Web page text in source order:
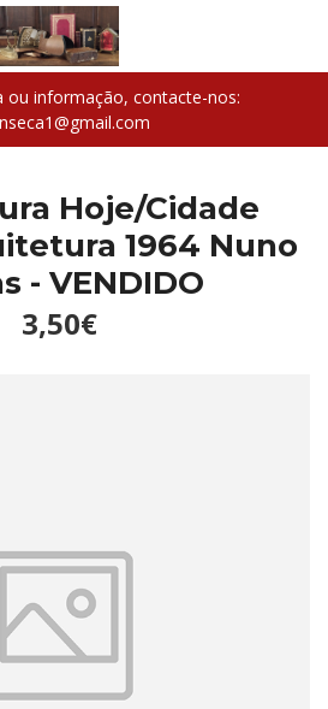
ou informação, contacte-nos:
Hoje/Cidade
1964 Nuno
- VENDIDO
3,50€